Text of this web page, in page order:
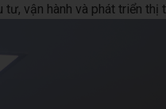
vận hành và phát triển